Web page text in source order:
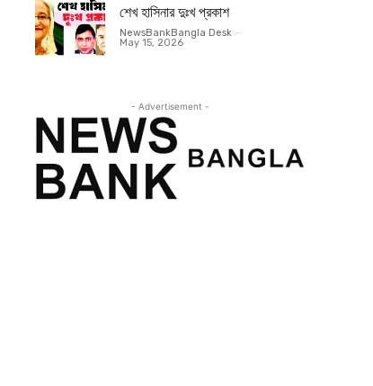
শেখ হাসিনার দুঃখ প্রকাশ
NewsBankBangla Desk -
May 15, 2026
- Advertisement -